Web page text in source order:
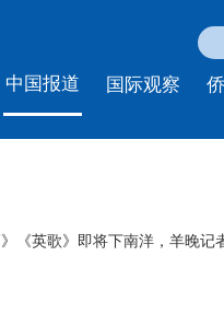
中国报道 国际观察
《英歌》即将下南洋，羊晚记